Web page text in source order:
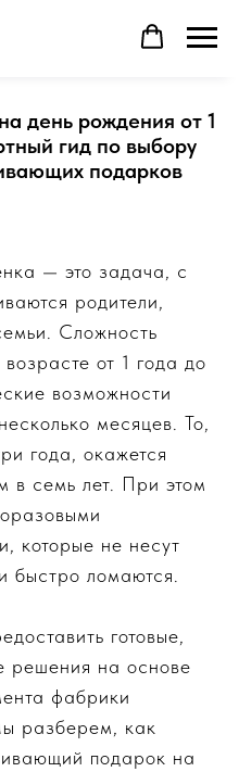
день рождения от 1
гид по выбору
подарков
— это задача, с
родители,
Сложность
от 1 года до
возможности
месяцев. То,
года, окажется
в семь лет. При этом
которые не несут
быстро ломаются.
готовые,
решения на основе
фабрики
разберем, как
подарок на